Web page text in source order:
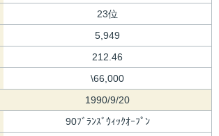
23位
5,949
212.46
\66,000
1990/9/20
90ﾌﾞﾗﾝｽﾞｳｨｯｸｵｰﾌﾟﾝ